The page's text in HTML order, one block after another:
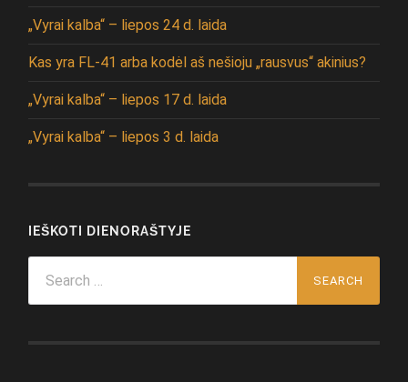
„Vyrai kalba“ – liepos 24 d. laida
Kas yra FL-41 arba kodėl aš nešioju „rausvus“ akinius?
„Vyrai kalba“ – liepos 17 d. laida
„Vyrai kalba“ – liepos 3 d. laida
IEŠKOTI DIENORAŠTYJE
for: